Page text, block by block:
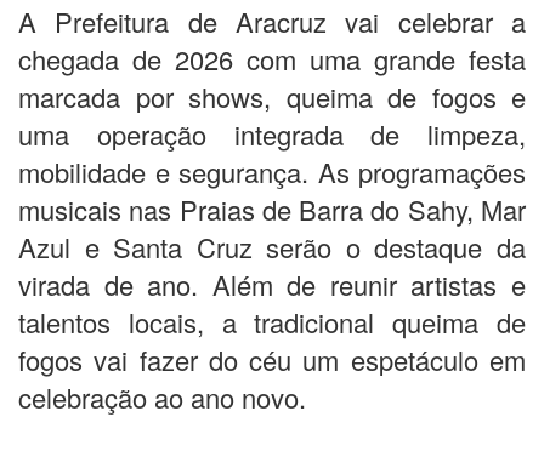
A Prefeitura de Aracruz vai celebrar a
chegada de 2026 com uma grande festa
marcada por shows, queima de fogos e
uma operação integrada de limpeza,
mobilidade e segurança. As programações
musicais nas Praias de Barra do Sahy, Mar
Azul e Santa Cruz serão o destaque da
virada de ano. Além de reunir artistas e
talentos locais, a tradicional queima de
fogos vai fazer do céu um espetáculo em
celebração ao ano novo.